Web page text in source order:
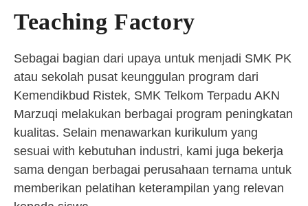
Teaching Factory
Sebagai bagian dari upaya untuk menjadi SMK PK
atau sekolah pusat keunggulan program dari
Kemendikbud Ristek, SMK Telkom Terpadu AKN
Marzuqi melakukan berbagai program peningkatan
kualitas. Selain menawarkan kurikulum yang
sesuai with kebutuhan industri, kami juga bekerja
sama dengan berbagai perusahaan ternama untuk
memberikan pelatihan keterampilan yang relevan